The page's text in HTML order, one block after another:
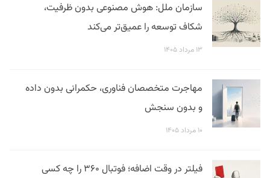
سازمان ملل: هوش مصنوعی بدون ظرفیت،
شکاف توسعه را عمیق‌تر می‌کند
۱۳ مرداد ۱۴۰۵
مهاجرت متخصصان فناوری، حکمرانی بدون داده
و بدون سنجش
۱۰ مرداد ۱۴۰۵
فیلتر در وقت اضافه؛ فوتبال ۳۶۰ را چه کسی